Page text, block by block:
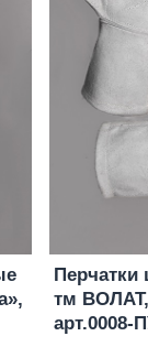
тм
арт.0008-